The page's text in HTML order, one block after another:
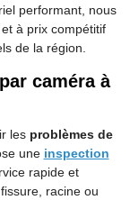
performant, nous
à prix compétitif
de la région.
caméra à
les problèmes de
une inspection
rapide et
racine ou